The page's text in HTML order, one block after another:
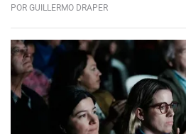
POR GUILLERMO DRAPER